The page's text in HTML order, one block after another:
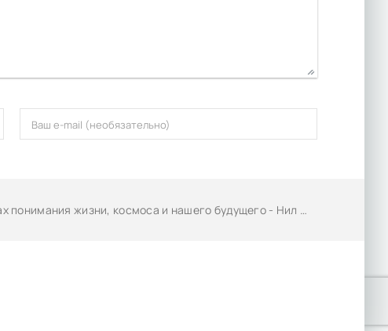
жизни, космоса и нашего будущего - Нил Шубин